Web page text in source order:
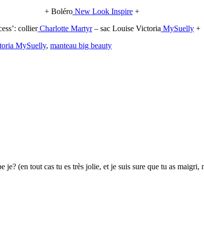
+ BoléroNew Look Inspire+
collierCharlotte Martyr– sac Louise Victoria MySuelly +
MySuelly, manteau big beauty
je? (en tout cas tu es très jolie, et je suis sure que tu as maigri,